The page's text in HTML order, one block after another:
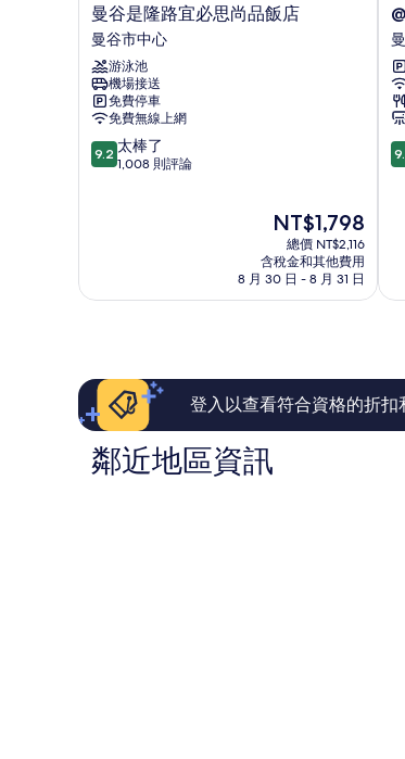
曼
谷
是
隆
路
宜
必
思
尚
中
曼谷是隆路宜必思尚品飯店
曼谷市中心
游泳池
機場接送
免費停車
免費無線上網
9.2
分，
了，
論
9.2 太棒了
1,008 則評論
現
價
格
為
NT$1,798
總價 NT$2,116
含稅金和其他費用
8 月 30 日 - 8 月 31 日
飯
店
曼
谷
市
中
心
論
登入以查看符合資格的折扣
鄰近地區資訊